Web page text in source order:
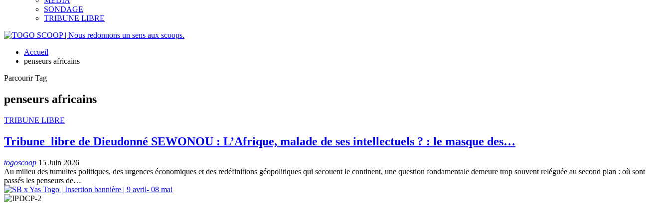
SONDAGE
TRIBUNE LIBRE
Accueil
penseurs africains
Parcourir Tag
penseurs africains
TRIBUNE LIBRE
Tribune libre de Dieudonné SEWONOU : L’Afrique, malade de ses intellectuels ? : le masque des…
togoscoop 15 Juin 2026
​Au milieu des tumultes politiques, des urgences économiques et des redéfinitions géopolitiques qui secouent le continent, une question fondamentale demeure trop souvent reléguée au second plan : où sont
passés les penseurs de…